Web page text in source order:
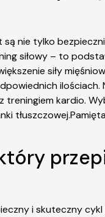
nie tylko
siłowy – to
siły
ilościach.
kardio.
i skuteczny